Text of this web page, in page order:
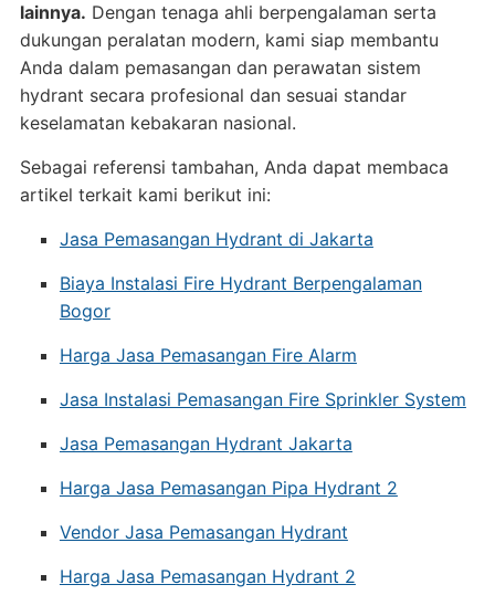
lainnya. Dengan tenaga ahli berpengalaman serta
dukungan peralatan modern, kami siap membantu
Anda dalam pemasangan dan perawatan sistem
hydrant secara profesional dan sesuai standar
keselamatan kebakaran nasional.
Sebagai referensi tambahan, Anda dapat membaca
artikel terkait kami berikut ini:
Jasa Pemasangan Hydrant di Jakarta
Biaya Instalasi Fire Hydrant Berpengalaman
Bogor
Harga Jasa Pemasangan Fire Alarm
Jasa Instalasi Pemasangan Fire Sprinkler System
Jasa Pemasangan Hydrant Jakarta
Harga Jasa Pemasangan Pipa Hydrant 2
Vendor Jasa Pemasangan Hydrant
Harga Jasa Pemasangan Hydrant 2